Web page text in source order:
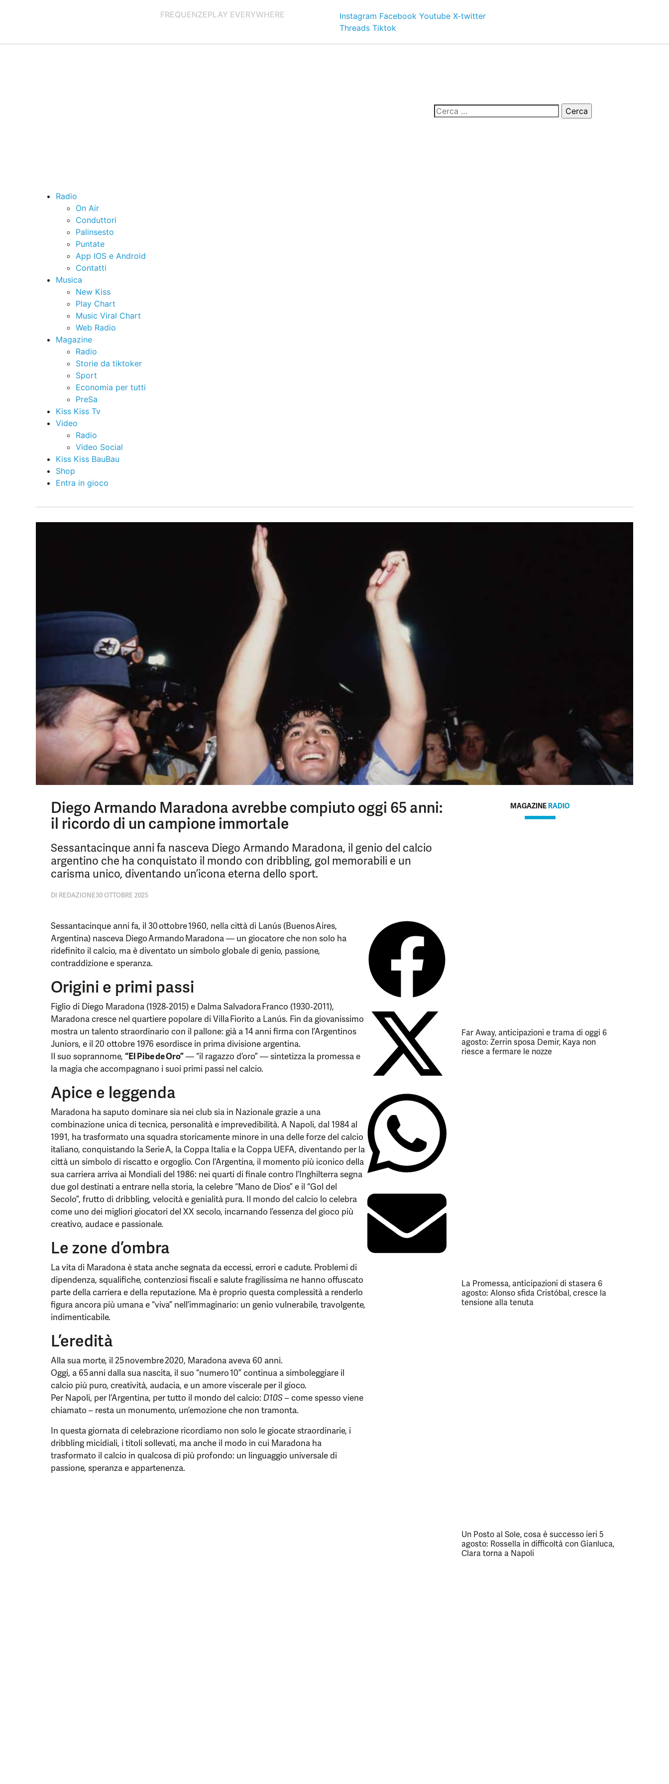
FREQUENZEPLAY EVERYWHERE Instagram Facebook Youtube X-twitter
Threads Tiktok
Radio
On Air
Conduttori
Palinsesto
Puntate
App IOS e Android
Contatti
Musica
New Kiss
Play Chart
Music Viral Chart
Web Radio
Magazine
Radio
Storie da tiktoker
Sport
Economia per tutti
PreSa
Kiss Kiss Tv
Video
Radio
Video Social
Kiss Kiss BauBau
Shop
Entra in gioco
Diego Armando Maradona avrebbe compiuto oggi 65 anni:
il ricordo di un campione immortale
Sessantacinque anni fa nasceva Diego Armando Maradona, il genio del calcio
argentino che ha conquistato il mondo con dribbling, gol memorabili e un
carisma unico, diventando un’icona eterna dello sport.
DI REDAZIONE30 OTTOBRE 2025
Sessantacinque anni fa, il 30 ottobre 1960, nella città di Lanús (Buenos Aires,
Argentina) nasceva Diego Armando Maradona — un giocatore che non solo ha
ridefinito il calcio, ma è diventato un simbolo globale di genio, passione,
contraddizione e speranza.
Origini e primi passi
Figlio di Diego Maradona (1928‑2015) e Dalma Salvadora Franco (1930‑2011),
Maradona cresce nel quartiere popolare di Villa Fiorito a Lanús. Fin da giovanissimo
mostra un talento straordinario con il pallone: già a 14 anni firma con l’Argentinos
Juniors, e il 20 ottobre 1976 esordisce in prima divisione argentina.
Il suo soprannome, “El Pibe de Oro”— “il ragazzo d’oro” — sintetizza la promessa e
la magia che accompagnano i suoi primi passi nel calcio.
Apice e leggenda
Maradona ha saputo dominare sia nei club sia in Nazionale grazie a una
combinazione unica di tecnica, personalità e imprevedibilità. A Napoli, dal 1984 al
1991, ha trasformato una squadra storicamente minore in una delle forze del calcio
italiano, conquistando la Serie A, la Coppa Italia e la Coppa UEFA, diventando per la
città un simbolo di riscatto e orgoglio. Con l’Argentina, il momento più iconico della
sua carriera arriva ai Mondiali del 1986: nei quarti di finale contro l’Inghilterra segna
due gol destinati a entrare nella storia, la celebre “Mano de Dios” e il “Gol del
Secolo”, frutto di dribbling, velocità e genialità pura. Il mondo del calcio lo celebra
come uno dei migliori giocatori del XX secolo, incarnando l’essenza del gioco più
creativo, audace e passionale.
Le zone d’ombra
La vita di Maradona è stata anche segnata da eccessi, errori e cadute. Problemi di
dipendenza, squalifiche, contenziosi fiscali e salute fragilissima ne hanno offuscato
parte della carriera e della reputazione. Ma è proprio questa complessità a renderlo
figura ancora più umana e “viva” nell’immaginario: un genio vulnerabile, travolgente,
indimenticabile.
L’eredità
Alla sua morte, il 25 novembre 2020, Maradona aveva 60 anni.
Oggi, a 65 anni dalla sua nascita, il suo “numero 10” continua a simboleggiare il
calcio più puro, creatività, audacia, e un amore viscerale per il gioco.
Per Napoli, per l’Argentina, per tutto il mondo del calcio: D10S– come spesso viene
chiamato – resta un monumento, un’emozione che non tramonta.
In questa giornata di celebrazione ricordiamo non solo le giocate straordinarie, i
dribbling micidiali, i titoli sollevati, ma anche il modo in cui Maradona ha
trasformato il calcio in qualcosa di più profondo: un linguaggio universale di
passione, speranza e appartenenza.
MAGAZINE RADIO
Far Away, anticipazioni e trama di oggi 6
agosto: Zerrin sposa Demir, Kaya non
riesce a fermare le nozze
La Promessa, anticipazioni di stasera 6
agosto: Alonso sfida Cristóbal, cresce la
tensione alla tenuta
Un Posto al Sole, cosa è successo ieri 5
agosto: Rossella in difficoltà con Gianluca,
Clara torna a Napoli